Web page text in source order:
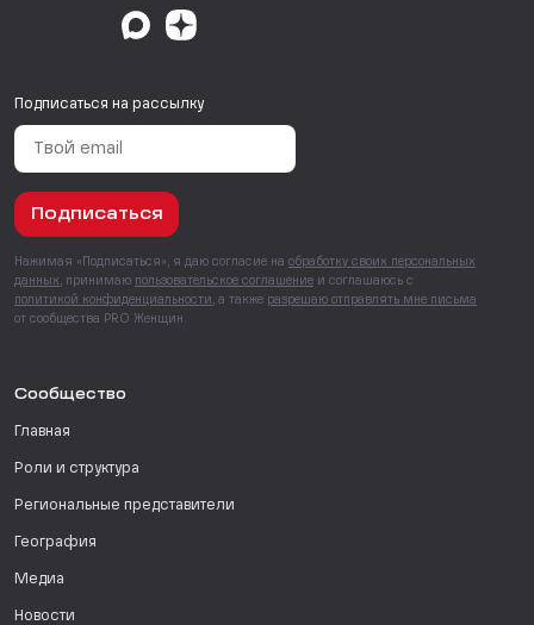
Подписаться на рассылку
Подписаться
Нажимая «Подписаться», я даю согласие на обработку своих персональных
данных , принимаю пользовательское соглашение и соглашаюсь с
политикой конфиденциальности , а также разрешаю отправлять мне письма
от сообщества PRO Женщин.
Сообщество
Главная
Роли и структура
Региональные представители
География
Медиа
Новости